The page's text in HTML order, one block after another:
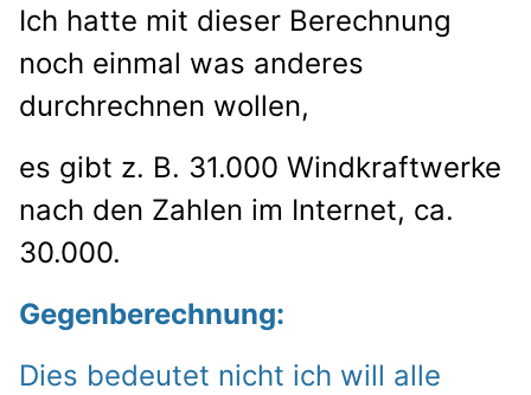
Ich hatte mit dieser Berechnung
noch einmal was anderes
durchrechnen wollen,
es gibt z. B. 31.000 Windkraftwerke
nach den Zahlen im Internet, ca.
30.000.
Gegenberechnung:
Dies bedeutet nicht ich will alle